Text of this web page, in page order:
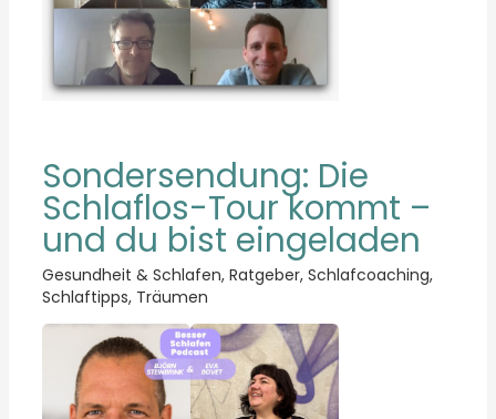
Sondersendung: Die
Schlaflos-Tour kommt –
und du bist eingeladen
Gesundheit & Schlafen, Ratgeber, Schlafcoaching,
Schlaftipps, Träumen